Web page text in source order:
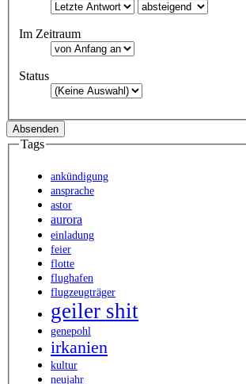
Im Zeitraum
Status
Tags
ankündigung
ansprache
astor
aurora
einladung
feier
flotte
flughafen
flugzeugträger
geiler shit
genepohl
irkanien
kultur
neujahr